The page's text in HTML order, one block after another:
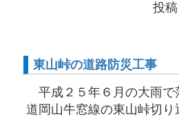
投
東山峠の道路防災工事
平成２５年６月の大雨で
道岡山牛窓線の東山峠切り